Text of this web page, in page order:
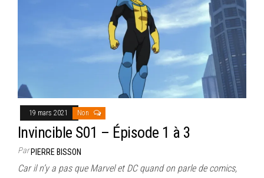
19 mars 2021 Non
Invincible S01 – Épisode 1 à 3
ParPIERRE BISSON
Car il n’y a pas que Marvel et DC quand on parle de comics,